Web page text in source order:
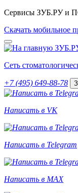
Сервисы ЗУБ.РУ
Скачать мобильное
Сеть
+7 (495) 649-88-78
Написать в VK
Написать в Telegram
Написать в MAX